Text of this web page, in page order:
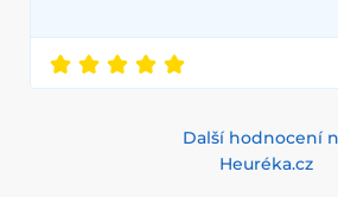
Další hodnocení
Heuréka.cz